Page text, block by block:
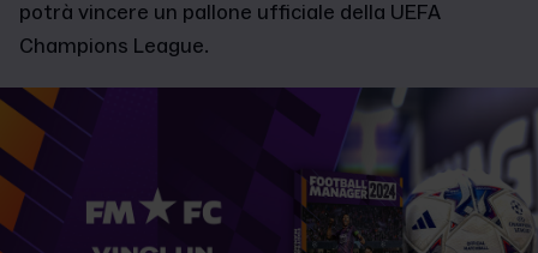
potrà vincere un pallone ufficiale della UEFA
Champions League.